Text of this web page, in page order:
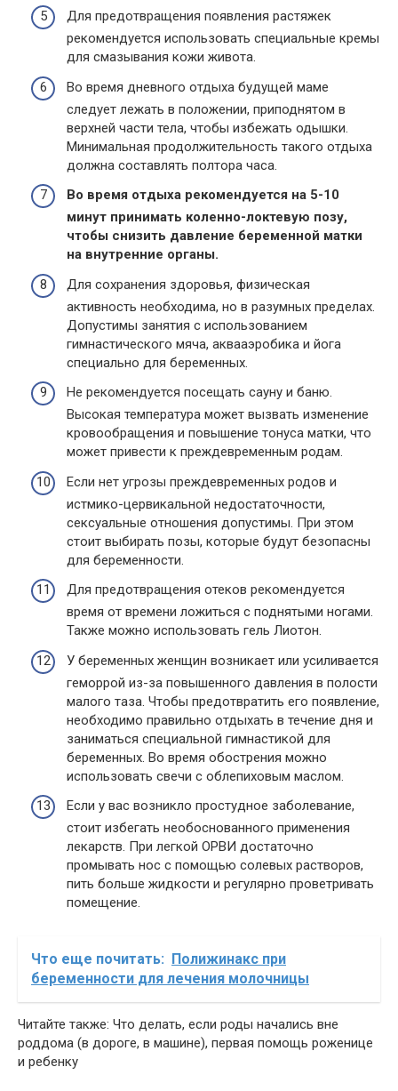
Для предотвращения появления растяжек
рекомендуется использовать специальные кремы
для смазывания кожи живота.
Во время дневного отдыха будущей маме
следует лежать в положении, приподнятом в
верхней части тела, чтобы избежать одышки.
Минимальная продолжительность такого отдыха
должна составлять полтора часа.
Во время отдыха рекомендуется на 5-10
минут принимать коленно-локтевую позу,
чтобы снизить давление беременной матки
на внутренние органы.
Для сохранения здоровья, физическая
активность необходима, но в разумных пределах.
Допустимы занятия с использованием
гимнастического мяча, аквааэробика и йога
специально для беременных.
Не рекомендуется посещать сауну и баню.
Высокая температура может вызвать изменение
кровообращения и повышение тонуса матки, что
может привести к преждевременным родам.
Если нет угрозы преждевременных родов и
истмико-цервикальной недостаточности,
сексуальные отношения допустимы. При этом
стоит выбирать позы, которые будут безопасны
для беременности.
Для предотвращения отеков рекомендуется
время от времени ложиться с поднятыми ногами.
Также можно использовать гель Лиотон.
У беременных женщин возникает или усиливается
геморрой из-за повышенного давления в полости
малого таза. Чтобы предотвратить его появление,
необходимо правильно отдыхать в течение дня и
заниматься специальной гимнастикой для
беременных. Во время обострения можно
использовать свечи с облепиховым маслом.
Если у вас возникло простудное заболевание,
стоит избегать необоснованного применения
лекарств. При легкой ОРВИ достаточно
промывать нос с помощью солевых растворов,
пить больше жидкости и регулярно проветривать
помещение.
Что еще почитать:
Полижинакс при
беременности для лечения молочницы
Читайте также: Что делать, если роды начались вне
роддома (в дороге, в машине), первая помощь роженице
и ребенку